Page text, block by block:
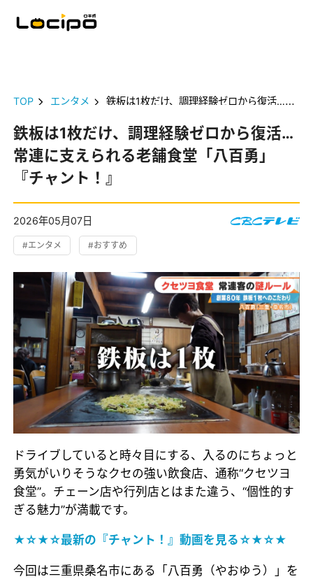
TOP エンタメ 鉄板は1枚だけ、調理経験ゼロから復活…常連に支えられる老舗食堂「八百勇」『チャント！』
鉄板は1枚だけ、調理経験ゼロから復活…
常連に支えられる老舗食堂「八百勇」
『チャント！』
2026年05月07日
#エンタメ #おすすめ
ドライブしていると時々目にする、入るのにちょっと
勇気がいりそうなクセの強い飲食店、通称“クセツヨ
食堂”。チェーン店や行列店とはまた違う、“個性的す
ぎる魅力”が満載です。
★☆★☆最新の『チャント！』動画を見る☆★☆★
今回は三重県桑名市にある「八百勇（やおゆう）」を